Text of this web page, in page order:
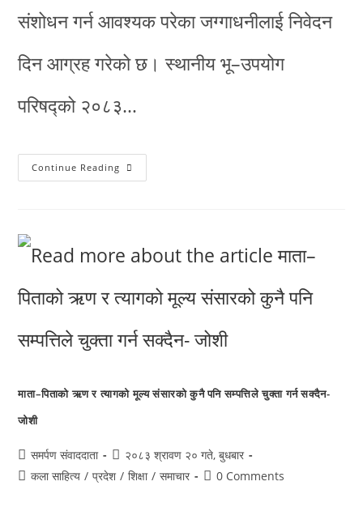
संशोधन गर्न आवश्यक परेका जग्गाधनीलाई निवेदन
दिन आग्रह गरेको छ। स्थानीय भू–उपयोग
परिषद्को २०८३…
Continue Reading
माता–पिताको ऋण र त्यागको मूल्य संसारको कुनै पनि सम्पत्तिले चुक्ता गर्न सक्दैन-
जोशी
समर्पण संवाददाता
२०८३ श्रावण २० गते, बुधबार
कला साहित्य / प्रदेश / शिक्षा / समाचार 0 Comments